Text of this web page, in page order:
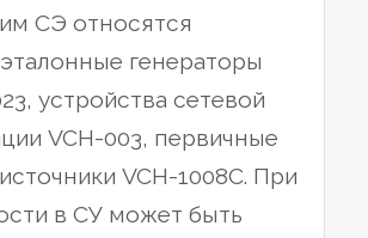
СЭ относятся
генераторы
устройства сетевой
VCH-003, первичные
VCH-1008C. При
в СУ может быть